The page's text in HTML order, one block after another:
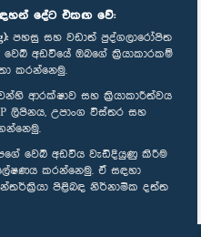
දේට එකඟ වේ:
පහසු සහ වඩාත් පුද්ගලාරෝපිත
අඩවියේ ඔබගේ ක්‍රියාකාරකම්
කරන්නෙමු.
ආරක්ෂාව සහ ක්‍රියාකාරීත්වය
ලිපිනය, උපාංග විස්තර සහ
වෙබ් අඩවිය වැඩිදියුණු කිරීම
කරන්නෙමු. ඒ සඳහා
පිළිබඳ නිර්නාමික දත්ත